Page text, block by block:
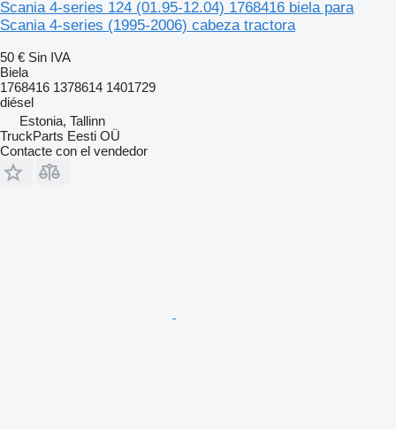
Scania 4-series 124 (01.95-12.04) 1768416 biela para
Scania 4-series (1995-2006) cabeza tractora
50 € Sin IVA
Biela
1768416 1378614 1401729
diésel
Estonia, Tallinn
TruckParts Eesti OÜ
Contacte con el vendedor